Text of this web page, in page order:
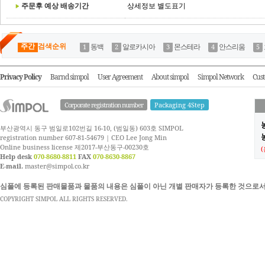
주문후 예상 배송기간 상세정보 별도표기
주간 검색순위 동백 알로카시아 몬스테라 안스리움
Privacy Policy Barnd simpol User Agreement About simpol Simpol Network
Corporate registration number Packaging 4Step
부산광역시 동구 범일로102번길 16-10, (범일동) 603호 SIMPOL
registration number 607-81-54679 | CEO Lee Jong Min
Online business license 제2017-부산동구-00230호
Help desk 070-8680-8811 FAX 070-8630-8867
E-mail. master@simpol.co.kr
(
심폴에 등록된 판매물품과 물품의 내용은 심폴이 아닌 개별 판매자가 등록한 것으
COPYRIGHT SIMPOL ALL RIGHTS RESERVED.